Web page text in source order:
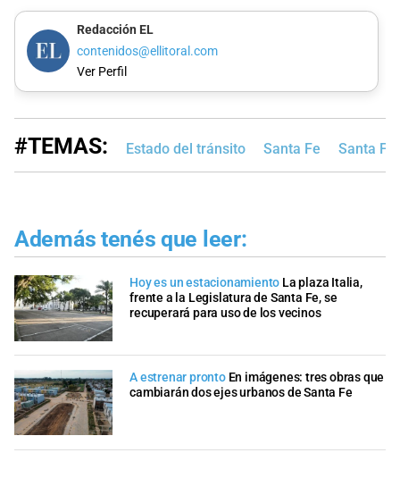
Redacción EL
contenidos@ellitoral.com
Ver Perfil
#TEMAS: Estado del tránsito Santa Fe Santa Fe
Además tenés que leer:
Hoy es un estacionamiento La plaza Italia,
frente a la Legislatura de Santa Fe, se
recuperará para uso de los vecinos
A estrenar pronto En imágenes: tres obras que
cambiarán dos ejes urbanos de Santa Fe